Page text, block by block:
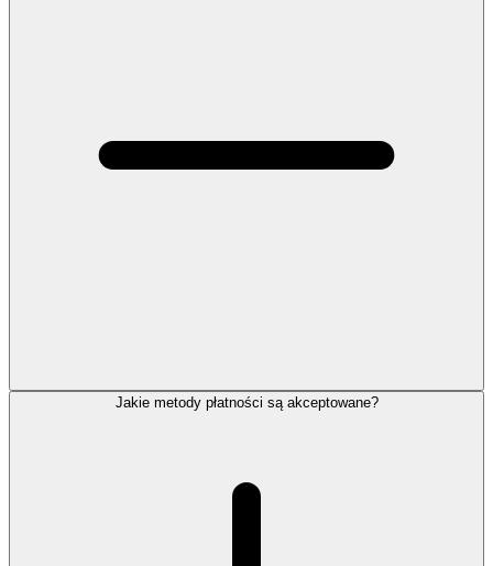
Jakie metody płatności są akceptowane?